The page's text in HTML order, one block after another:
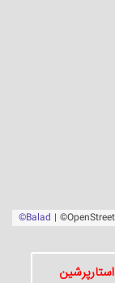
استارپرشین